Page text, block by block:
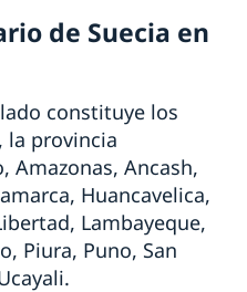
de Suecia en
constituye los
la provincia
Amazonas, Ancash,
Huancavelica,
Lambayeque,
Piura, Puno, San